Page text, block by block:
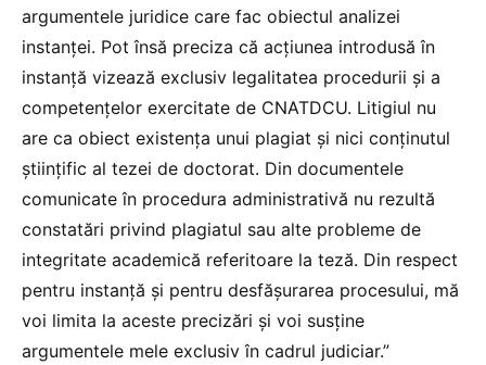
argumentele juridice care fac obiectul analizei
instanței. Pot însă preciza că acțiunea introdusă în
instanță vizează exclusiv legalitatea procedurii și a
competențelor exercitate de CNATDCU. Litigiul nu
are ca obiect existența unui plagiat și nici conținutul
științific al tezei de doctorat. Din documentele
comunicate în procedura administrativă nu rezultă
constatări privind plagiatul sau alte probleme de
integritate academică referitoare la teză. Din respect
pentru instanță și pentru desfășurarea procesului, mă
voi limita la aceste precizări și voi susține
argumentele mele exclusiv în cadrul judiciar.”